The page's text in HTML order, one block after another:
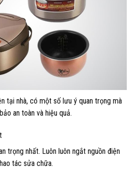
tại nhà, có một số lưu ý quan trọng mà
an toàn và hiệu quả.
trọng nhất. Luôn luôn ngắt nguồn điện
tác sửa chữa.